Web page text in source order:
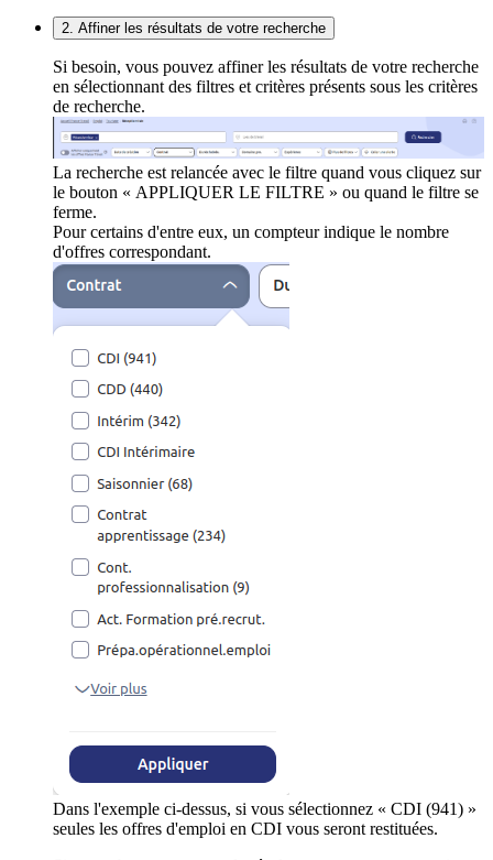
2. Affiner les résultats de votre recherche
Si besoin, vous pouvez affiner les résultats de votre recherche
en sélectionnant des filtres et critères présents sous les critères
de recherche.
La recherche est relancée avec le filtre quand vous cliquez sur
le bouton « APPLIQUER LE FILTRE » ou quand le filtre se
ferme.
Pour certains d'entre eux, un compteur indique le nombre
d'offres correspondant.
Dans l'exemple ci-dessus, si vous sélectionnez « CDI (941) »
seules les offres d'emploi en CDI vous seront restituées.